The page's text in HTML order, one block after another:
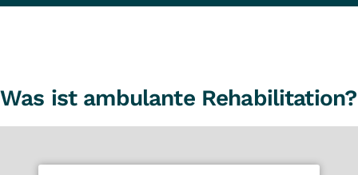
Was ist ambulante Rehabilitation?